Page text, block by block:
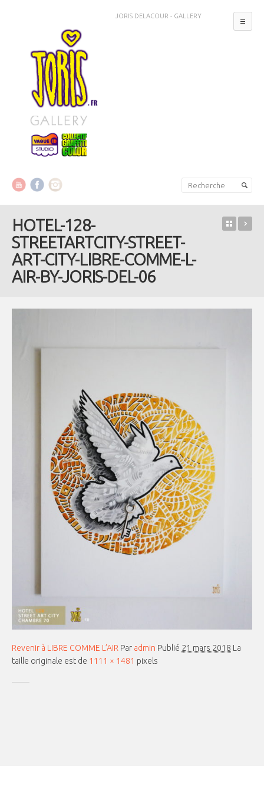
JORIS DELACOUR - GALLERY
HOTEL-128-
STREETARTCITY-STREET-
ART-CITY-LIBRE-COMME-L-
AIR-BY-JORIS-DEL-06
Revenir à LIBRE COMME L’AIR Par admin Publié 21 mars 2018 La
taille originale est de 1111 × 1481 pixels